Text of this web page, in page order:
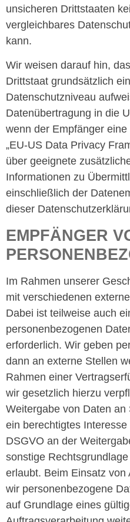
unsicheren Drittstaaten
vergleichbares
kann.
Wir weisen darauf hin,
Drittstaat grundsätzlich
Datenschutzniveau
Datenübertragung in die
wenn der Empfänger
„EU-US Data Privacy
über geeignete
Informationen zu
einschließlich der
dieser
EMPFÄNGER
Im Rahmen unserer
mit verschiedenen
Dabei ist teilweise auch
personenbezogenen
erforderlich. Wir geben
dann an externe Stellen
Rahmen einer
wir gesetzlich hierzu
Weitergabe von Daten
ein berechtigtes
DSGVO an der
sonstige
erlaubt. Beim Einsatz
wir personenbezogene
auf Grundlage eines